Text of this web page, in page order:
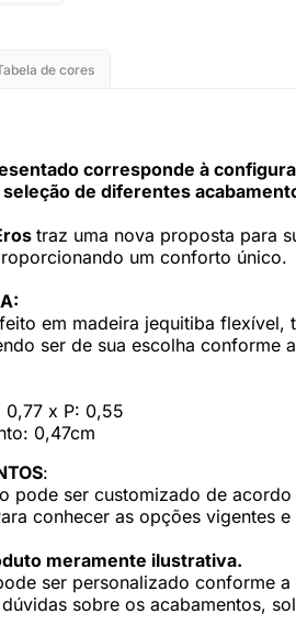
de cores
corresponde à
de diferentes
traz uma nova proposta para
um conforto único.
em madeira jequitiba
ser de sua escolha conforme
x P: 0,55
0,47cm
:
pode ser customizado de
conhecer as opções vigentes
meramente ilustrativa.
ser personalizado conforme
sobre os acabamentos,